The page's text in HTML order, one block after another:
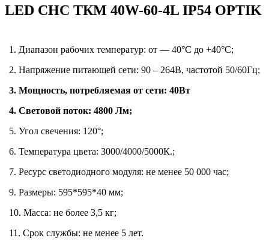
LED СНС ТКМ 40W-60-4L IP54 OPTIK
1. Диапазон рабочих температур: от — 40°С до +40°С;
2. Напряжение питающей сети: 90 – 264В, частотой 50/60Гц;
3. Мощность, потребляемая от сети: 40Вт
4. Световой поток: 4800 Лм;
5. Угол свечения: 120°;
6. Температура цвета: 3000/4000/5000К.;
7. Ресурс светодиодного модуля: не менее 50 000 час;
9. Размеры: 595*595*40 мм;
10. Масса: не более 3,5 кг;
11. Срок службы: не менее 5 лет.